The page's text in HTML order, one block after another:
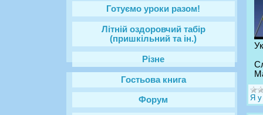
Готуємо уроки разом!
Літній оздоровчий табір
(пришкільний та ін.)
Різне
Гостьова книга
Форум Я у